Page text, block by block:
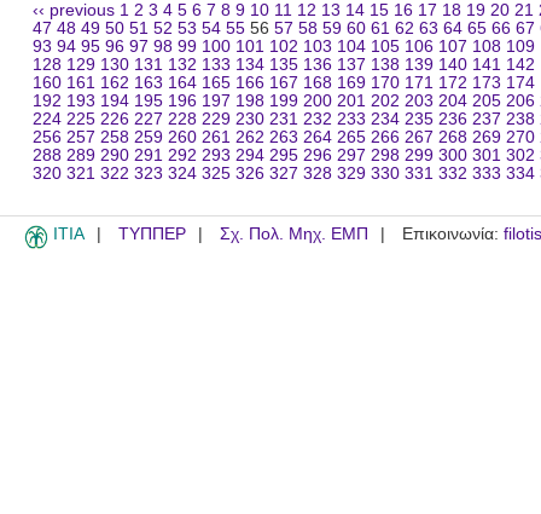
‹‹ previous 1 2 3 4 5 6 7 8 9 10 11 12 13 14 15 16 17 18 19 20 21
47 48 49 50 51 52 53 54 55 56 57 58 59 60 61 62 63 64 65 66 67
93 94 95 96 97 98 99 100 101 102 103 104 105 106 107 108 109
128 129 130 131 132 133 134 135 136 137 138 139 140 141 142
160 161 162 163 164 165 166 167 168 169 170 171 172 173 174
192 193 194 195 196 197 198 199 200 201 202 203 204 205 206
224 225 226 227 228 229 230 231 232 233 234 235 236 237 238
256 257 258 259 260 261 262 263 264 265 266 267 268 269 270
288 289 290 291 292 293 294 295 296 297 298 299 300 301 302
320 321 322 323 324 325 326 327 328 329 330 331 332 333 334
ITIA ΤΥΠΠΕΡ Σχ. Πολ. Μηχ. ΕΜΠ Επικοινωνία: